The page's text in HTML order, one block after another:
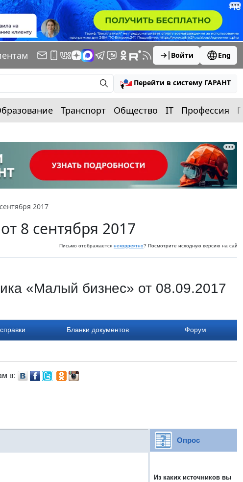
Войти Eng
Перейти в систему ГАРАНТ
Транспорт Общество IT Профессия
2017
8 сентября 2017
Письмо отображается некорректно? Посмотрите исходную версию на
«Малый бизнес» от 08.09.2017
Бланки документов Форум
в:
Опрос
Из каких источников вы